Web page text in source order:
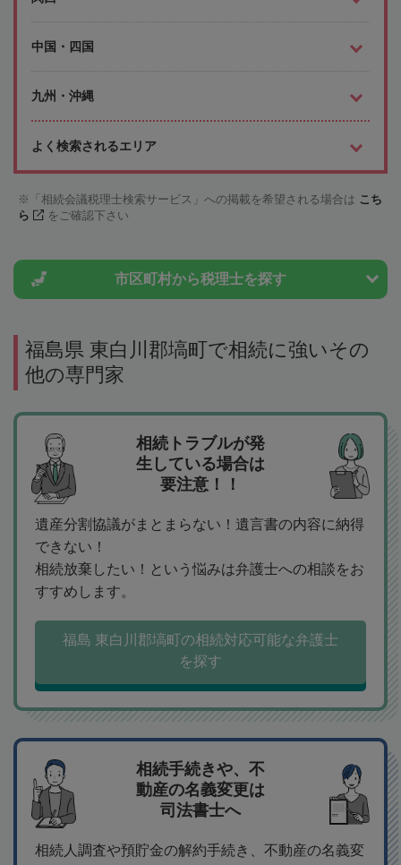
中国・四国
九州・沖縄
よく検索されるエリア
「相続会議税理士検索サービス」への掲載を希望される場合は こち
ら
をご確認下さい
市区町村から税理士を探す
福島県 東白川郡塙町で相続に強いその
他の専門家
相続トラブルが発
生している場合は
要注意！！
遺産分割協議がまとまらない！遺言書の内容に納得
できない！
相続放棄したい！という悩みは弁護士への相談をお
すすめします。
福島 東白川郡塙町の相続対応可能な弁護士
を探す
相続手続きや、不
動産の名義変更は
司法書士へ
相続人調査や預貯金の解約手続き、不動産の名義変